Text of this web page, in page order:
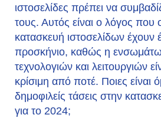
ιστοσελίδες πρέπει να
τους. Αυτός είναι ο λόγος που
κατασκευή ιστοσελίδων έχουν
προσκήνιο, καθώς η
τεχνολογιών και λειτουργιών
κρίσιμη από ποτέ. Ποιες είναι
δημοφιλείς τάσεις στην
για το 2024;